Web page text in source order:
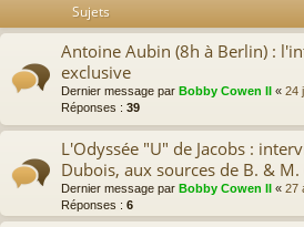
Sujets
Antoine Aubin (8h à Berlin) :
exclusive
Dernier message par Bobby Cowen II « 24
Réponses : 39
L'Odyssée "U" de Jacobs :
Dubois, aux sources de B. &
Dernier message par Bobby Cowen II « 27
Réponses : 6